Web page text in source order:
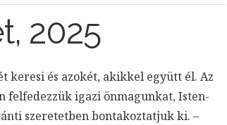
2025
keresi és azokét, akikkel együtt él. Az
felfedezzük igazi önmagunkat, Isten-
szeretetben bontakoztatjuk ki. –